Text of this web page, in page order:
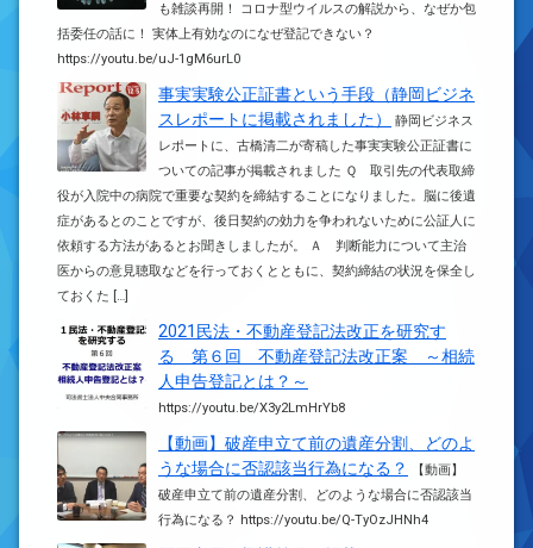
も雑談再開！ コロナ型ウイルスの解説から、なぜか包
括委任の話に！ 実体上有効なのになぜ登記できない？
https://youtu.be/uJ-1gM6urL0
事実実験公正証書という手段（静岡ビジネ
スレポートに掲載されました）
静岡ビジネス
レポートに、古橋清二が寄稿した事実実験公正証書に
ついての記事が掲載されました Ｑ 取引先の代表取締
役が入院中の病院で重要な契約を締結することになりました。脳に後遺
症があるとのことですが、後日契約の効力を争われないために公証人に
依頼する方法があるとお聞きしましたが。 Ａ 判断能力について主治
医からの意見聴取などを行っておくとともに、契約締結の状況を保全し
ておくた […]
2021民法・不動産登記法改正を研究す
る 第６回 不動産登記法改正案 ～相続
人申告登記とは？～
https://youtu.be/X3y2LmHrYb8
【動画】破産申立て前の遺産分割、どのよ
うな場合に否認該当行為になる？
【動画】
破産申立て前の遺産分割、どのような場合に否認該当
行為になる？ https://youtu.be/Q-TyOzJHNh4